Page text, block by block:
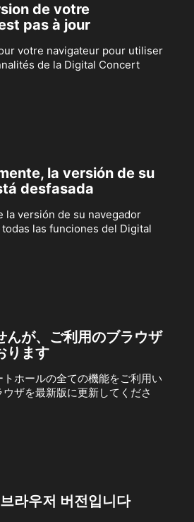
de votre
pas à jour
votre navigateur pour utiliser
de la Digital Concert
la versión de su
desfasada
la versión de su navegador
las funciones del Digital
んが、ご利用のブラウザ
ります
ホールの全ての機能をご利用い
ザを最新版に更新してくださ
라우저 버전입니다